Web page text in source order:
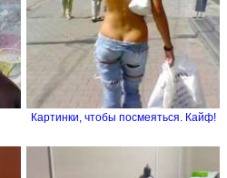
Картинки, чтобы посмеяться. Кайф!